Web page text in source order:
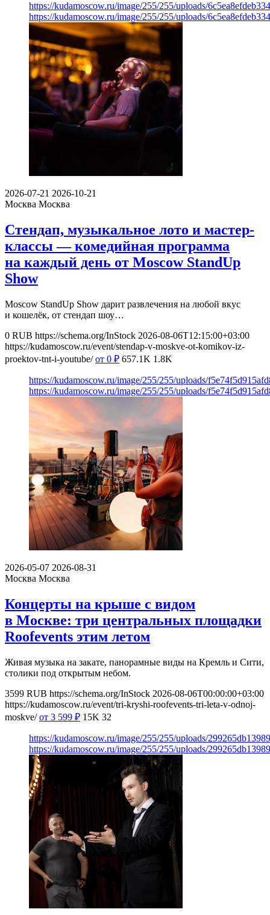
https://kudamoscow.ru/image/255/255/uploads/
https://kudamoscow.ru/image/255/255/uploads/
2026-07-21 2026-10-21
Москва Москва
Стендап, музыкальное лото и мастер-
классы — комедийная программа
на каждый день от Moscow StandUp
Show
Moscow StandUp Show дарит развлечения на любой вкус
и кошелёк, от стендап шоу…
0 RUB https://schema.org/InStock 2026-08-06T12:15:00+03:00
https://kudamoscow.ru/event/stendap-v-moskve-ot-komikov-iz-
proektov-tnt-i-youtube/ от 0 ₽ 657.1K 1.8K
https://kudamoscow.ru/image/255/255/uploads/
https://kudamoscow.ru/image/255/255/uploads/
2026-05-07 2026-08-31
Москва Москва
Концерты на крыше с видом
в Москве: три центральных площадки
Roofevents этим летом
Живая музыка на закате, панорамные виды на Кремль и Сити,
столики под открытым небом.
3599 RUB https://schema.org/InStock 2026-08-06T00:00:00+03:00
https://kudamoscow.ru/event/tri-kryshi-roofevents-tri-leta-v-odnoj-
moskve/ от 3 599 ₽ 15K 32
https://kudamoscow.ru/image/255/255/uploads/
https://kudamoscow.ru/image/255/255/uploads/